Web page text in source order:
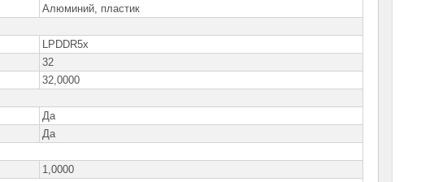
Алюминий, пластик
LPDDR5x
32
32,0000
Да
Да
1,0000